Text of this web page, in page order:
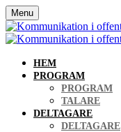
Menu
HEM
PROGRAM
PROGRAM
TALARE
DELTAGARE
DELTAGARE